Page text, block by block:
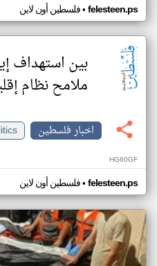
فلسطين أون لاين• felesteen.ps
بين استهداف
ملامح نظام
اخبار فلسطين
HG60GF
فلسطين أون لاين• felesteen.ps